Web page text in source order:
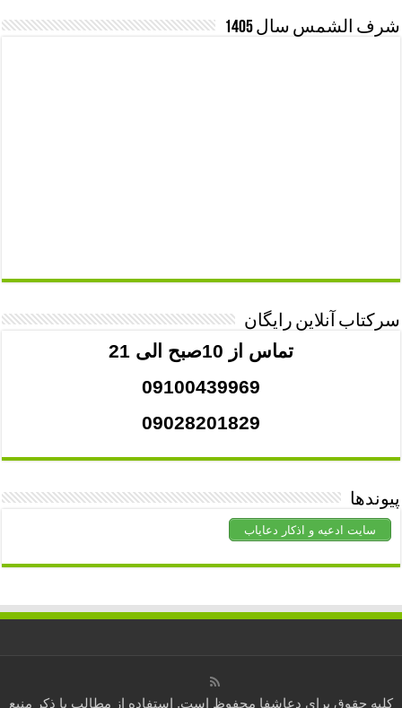
شرف الشمس سال 1405
سرکتاب آنلاین رایگان
تماس از 10صبح الی 21
09100439969
09028201829
پیوندها
سایت ادعیه و اذکار دعایاب
کلیه حقوق برای دعاشفا محفوظ است. استفاده از مطالب با ذکر منبع